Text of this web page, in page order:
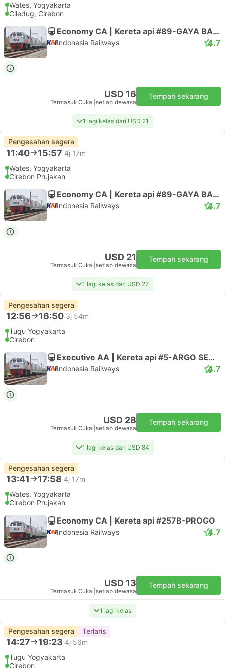
Wates, Yogyakarta
Ciledug, Cirebon
Economy CA | Kereta api #89-GAYA BARU MALAM SELAT
Indonesia Railways 4.7
USD 16
Termasuk Cukai setiap dewasa
Tempah sekarang
1 lagi kelas dari USD 21
Pengesahan segera
11:40 15:57 4j 17m
Wates, Yogyakarta
Cirebon Prujakan
Economy CA | Kereta api #89-GAYA BARU MALAM SELAT
Indonesia Railways 4.7
USD 21
Termasuk Cukai setiap dewasa
Tempah sekarang
1 lagi kelas dari USD 27
Pengesahan segera
12:56 16:50 3j 54m
Tugu Yogyakarta
Cirebon
Executive AA | Kereta api #5-ARGO SEMERU
Indonesia Railways 4.7
USD 28
Termasuk Cukai setiap dewasa
Tempah sekarang
1 lagi kelas dari USD 84
Pengesahan segera
13:41 17:58 4j 17m
Wates, Yogyakarta
Cirebon Prujakan
Economy CA | Kereta api #257B-PROGO
Indonesia Railways 4.7
USD 13
Termasuk Cukai setiap dewasa
Tempah sekarang
1 lagi kelas
Pengesahan segera Terlaris
14:27 19:23 4j 56m
Tugu Yogyakarta
Cirebon